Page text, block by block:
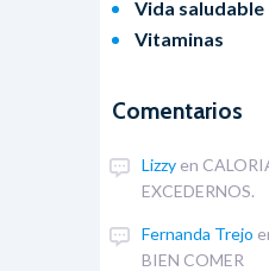
Vida saludable
Vitaminas
Comentarios
Lizzy en
EXCEDERNOS.
Fernanda Trejo
BIEN COMER